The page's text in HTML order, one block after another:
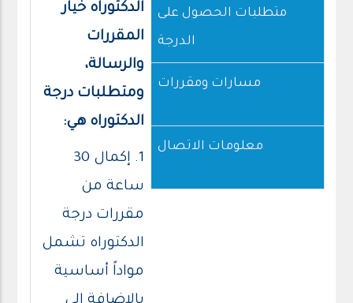
الدكتوراه خيار
المقررات
والرسالة،
ومتطلبات درجة
الدكتوراه هي:
1. إكمال 30
ساعة من
مقررات درجة
الدكتوراه تشمل
مواداً أساسية
متطلبات الحصول على
الدرجة
مسارات ومقررات
معلومات الاتصال